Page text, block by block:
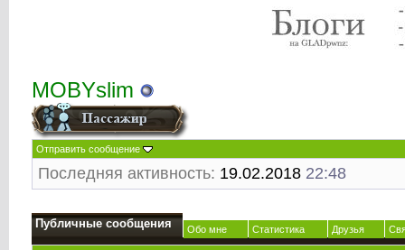
MOBYslim
Отправить сообщение
Последняя активность: 19.02.2018 22:48
Публичные сообщения Обо мне Статистика Друзья